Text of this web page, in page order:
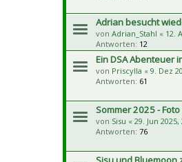
Adrian besucht
von Adrian_Stahl « 12.
Antworten: 12
Ein DSA Abenteuer
von Priscylla « 9. Dez
Antworten: 61
Sommer 2025 -
von Sisu « 29. Jun 2025,
Antworten: 76